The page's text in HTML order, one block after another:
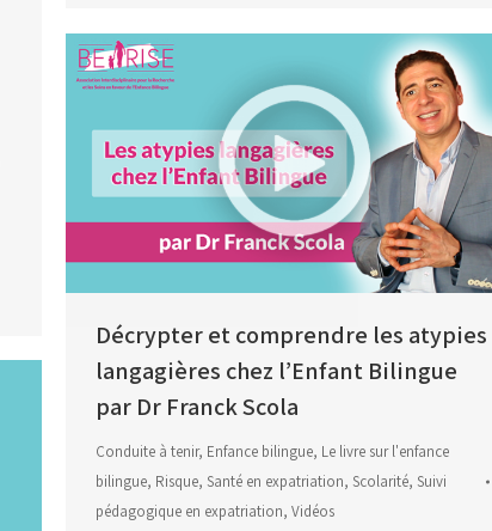
Décrypter et comprendre les atypies
langagières chez l’Enfant Bilingue
par Dr Franck Scola
Conduite à tenir, Enfance bilingue, Le livre sur l'enfance
bilingue, Risque, Santé en expatriation, Scolarité, Suivi
pédagogique en expatriation, Vidéos